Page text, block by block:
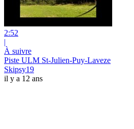
2:52
|
À suivre
Piste ULM St-Julien-Puy-Laveze
Skipsy19
il y a 12 ans